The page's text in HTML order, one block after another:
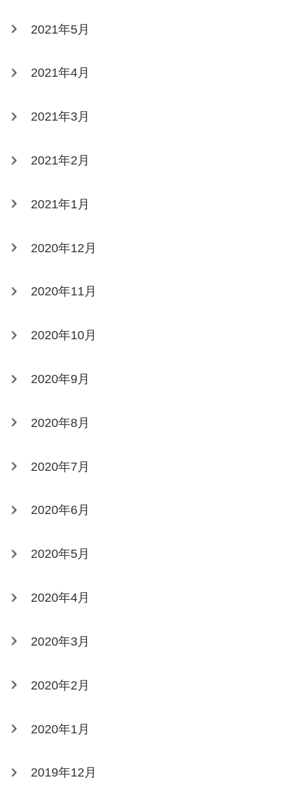
2021年5月
2021年4月
2021年3月
2021年2月
2021年1月
2020年12月
2020年11月
2020年10月
2020年9月
2020年8月
2020年7月
2020年6月
2020年5月
2020年4月
2020年3月
2020年2月
2020年1月
2019年12月